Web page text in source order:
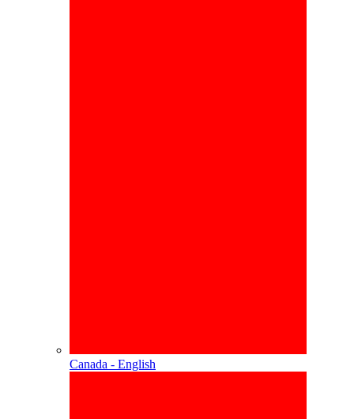
Canada - English